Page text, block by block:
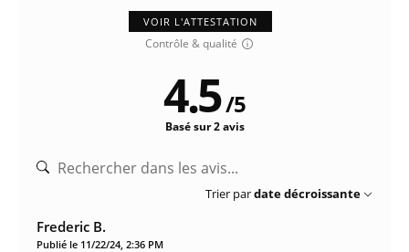
VOIR L'ATTESTATION
Contrôle & qualité
4.5/5
Basé sur 2 avis
Trier pardate décroissante
Frederic B.
Publié le 11/22/24, 2:36 PM